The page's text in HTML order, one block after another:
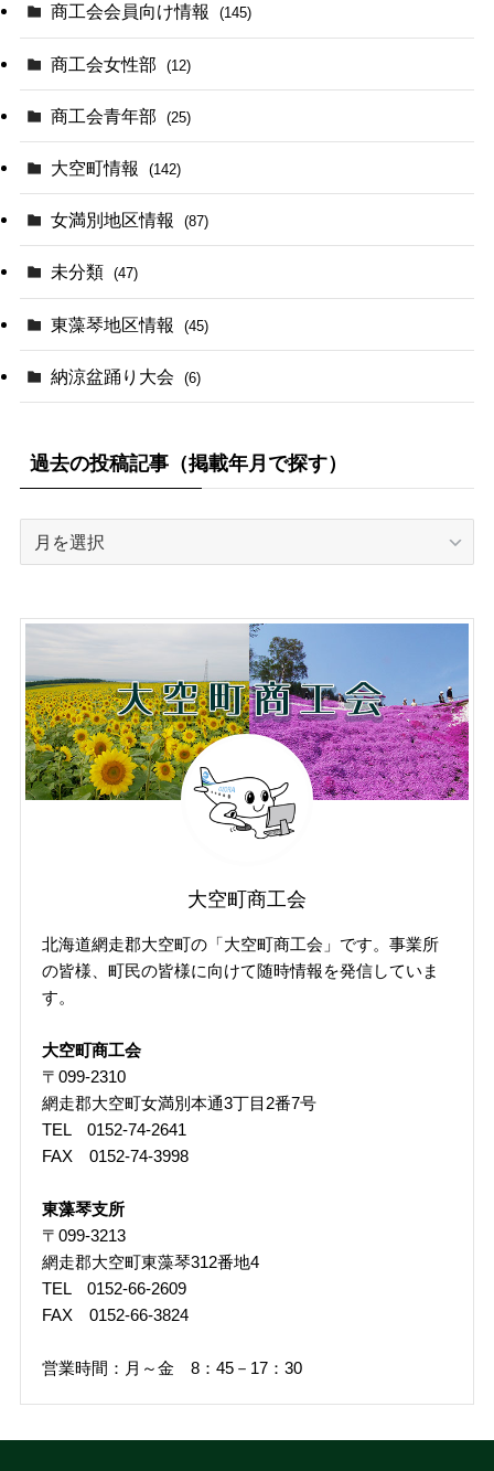
商工会会員向け情報 (145)
商工会女性部 (12)
商工会青年部 (25)
大空町情報 (142)
女満別地区情報 (87)
未分類 (47)
東藻琴地区情報 (45)
納涼盆踊り大会 (6)
過去の投稿記事（掲載年月で探す）
投
事
（掲
載
年
月
大空町商工会
北海道網走郡大空町の「大空町商工会」です。事業所
の皆様、町民の皆様に向けて随時情報を発信していま
す。
大空町商工会
〒099-2310
網走郡大空町女満別本通3丁目2番7号
TEL 0152-74-2641
FAX 0152-74-3998
東藻琴支所
〒099-3213
網走郡大空町東藻琴312番地4
TEL 0152-66-2609
FAX 0152-66-3824
営業時間：月～金 8：45－17：30